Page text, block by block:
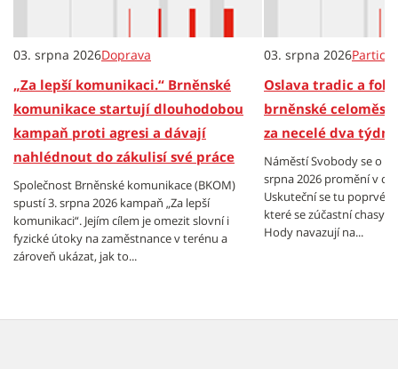
03. srpna 2026Doprava
„Za lepší komunikaci.“ Brněnské
komunikace startují dlouhodobou
kampaň proti agresi a dávají
nahlédnout do zákulisí své práce
Společnost Brněnské komunikace (BKOM)
spustí 3. srpna 2026 kampaň „Za lepší
komunikaci“. Jejím cílem je omezit slovní i
fyzické útoky na zaměstnance v terénu a
zároveň ukázat, jak to...
03. srpna 2026
Oslava tradic a
brněnské
za necelé dva týdny
Náměstí Svobody se o
srpna 2026 promění v
Uskuteční se tu poprvé
které se zúčastní chasy
Hody navazují na...